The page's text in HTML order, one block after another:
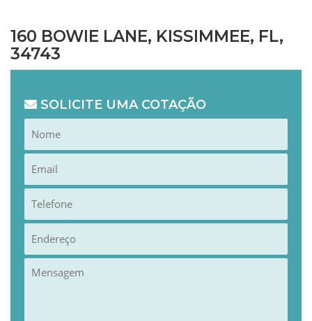
160 BOWIE LANE, KISSIMMEE, FL,
34743
SOLICITE UMA COTAÇÃO